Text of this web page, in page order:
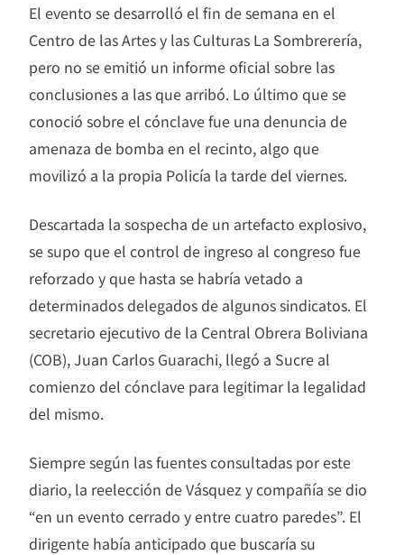
El evento se desarrolló el fin de semana en el
Centro de las Artes y las Culturas La Sombrerería,
pero no se emitió un informe oficial sobre las
conclusiones a las que arribó. Lo último que se
conoció sobre el cónclave fue una denuncia de
amenaza de bomba en el recinto, algo que
movilizó a la propia Policía la tarde del viernes.
Descartada la sospecha de un artefacto explosivo,
se supo que el control de ingreso al congreso fue
reforzado y que hasta se habría vetado a
determinados delegados de algunos sindicatos. El
secretario ejecutivo de la Central Obrera Boliviana
(COB), Juan Carlos Guarachi, llegó a Sucre al
comienzo del cónclave para legitimar la legalidad
del mismo.
Siempre según las fuentes consultadas por este
diario, la reelección de Vásquez y compañía se dio
“en un evento cerrado y entre cuatro paredes”. El
dirigente había anticipado que buscaría su